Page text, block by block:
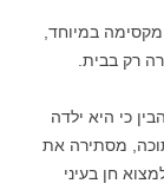
במיוחד,
רק בבית.
מהם יכולתי להבין כי היא ילדה
מסתירה את
חן בעיני